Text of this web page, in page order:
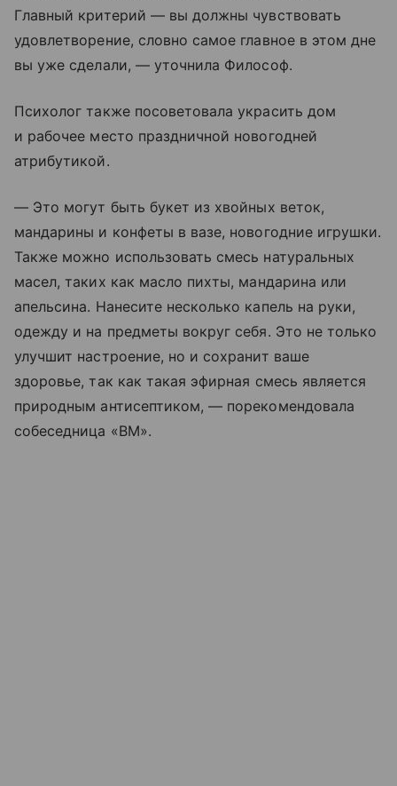
Главный критерий — вы должны чувствовать
удовлетворение, словно самое главное в этом дне
вы уже сделали, — уточнила Философ.
Психолог также посоветовала украсить дом
и рабочее место праздничной новогодней
атрибутикой.
— Это могут быть букет из хвойных веток,
мандарины и конфеты в вазе, новогодние игрушки.
Также можно использовать смесь натуральных
масел, таких как масло пихты, мандарина или
апельсина. Нанесите несколько капель на руки,
одежду и на предметы вокруг себя. Это не только
улучшит настроение, но и сохранит ваше
здоровье, так как такая эфирная смесь является
природным антисептиком, — порекомендовала
собеседница «ВМ».